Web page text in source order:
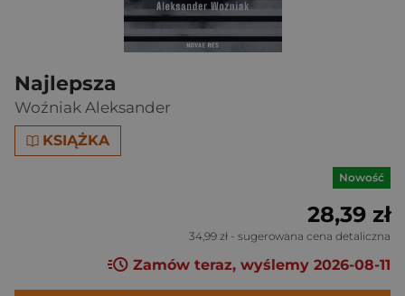
Najlepsza
Woźniak Aleksander
KSIĄŻKA
Nowość
28,39 zł
34,99 zł - sugerowana cena detaliczna
Zamów teraz, wyślemy 2026-08-11